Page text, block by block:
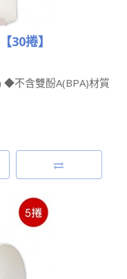
30捲】
不含雙酚A(BPA)材質